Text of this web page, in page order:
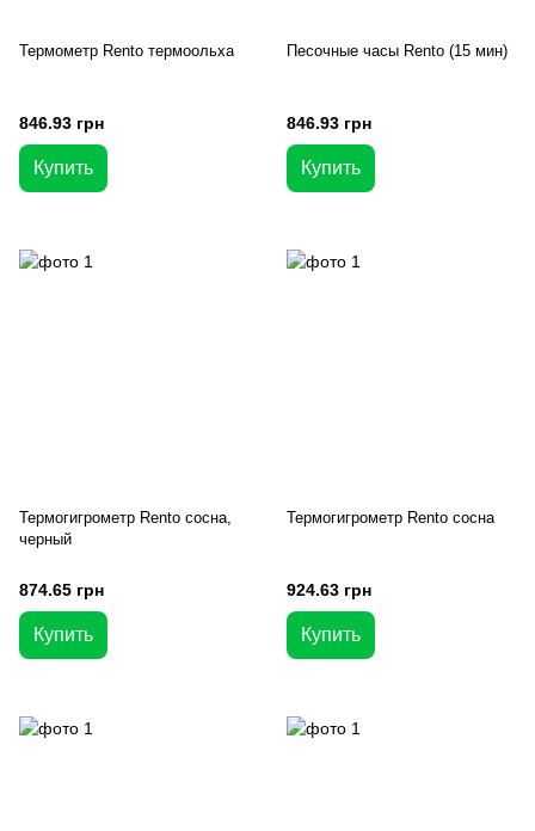
Термометр Rento термоольха
846.93 грн
Купить
Песочные часы Rento (15 мин)
846.93 грн
Купить
Термогигрометр Rento сосна,
черный
874.65 грн
Купить
Термогигрометр Rento сосна
924.63 грн
Купить